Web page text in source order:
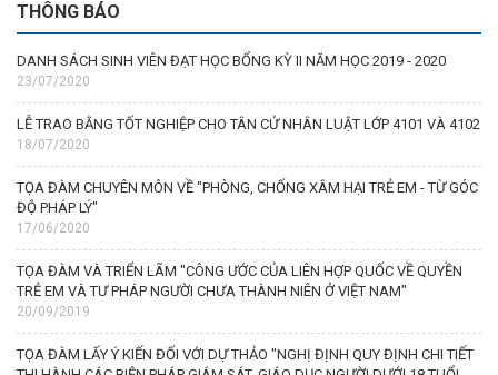
THÔNG BÁO
DANH SÁCH SINH VIÊN ĐẠT HỌC BỔNG KỲ II NĂM HỌC 2019 - 2020
23/07/2020
LỄ TRAO BẰNG TỐT NGHIỆP CHO TÂN CỬ NHÂN LUẬT LỚP 4101 VÀ 4102
18/07/2020
TỌA ĐÀM CHUYÊN MÔN VỀ "PHÒNG, CHỐNG XÂM HẠI TRẺ EM - TỪ GÓC
ĐỘ PHÁP LÝ"
17/06/2020
TỌA ĐÀM VÀ TRIỂN LÃM "CÔNG ƯỚC CỦA LIÊN HỢP QUỐC VỀ QUYỀN
TRẺ EM VÀ TƯ PHÁP NGƯỜI CHƯA THÀNH NIÊN Ở VIỆT NAM"
20/09/2019
TỌA ĐÀM LẤY Ý KIẾN ĐỐI VỚI DỰ THẢO "NGHỊ ĐỊNH QUY ĐỊNH CHI TIẾT